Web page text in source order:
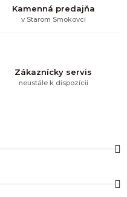
Kamenná predajňa
v Starom Smokovci
Zákaznícky servis
neustále k dispozícii